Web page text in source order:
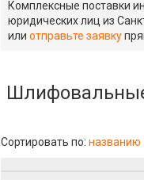
Комплексные поставки
юридических лиц из
илиотправьте заявку
Сортировать по:названию